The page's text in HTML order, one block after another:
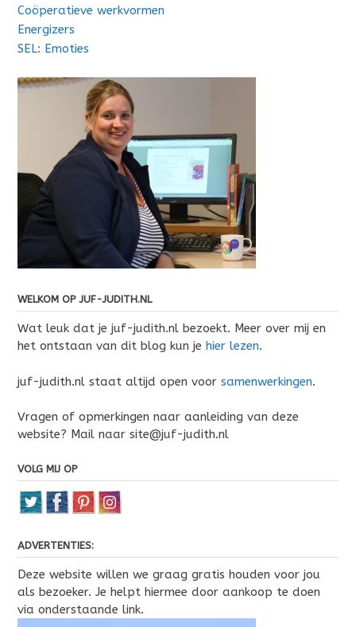
Coöperatieve werkvormen
Energizers
SEL: Emoties
WELKOM OP JUF-JUDITH.NL
Wat leuk dat je juf-judith.nl bezoekt. Meer over mij en
het ontstaan van dit blog kun je hier lezen.
juf-judith.nl staat altijd open voor samenwerkingen.
Vragen of opmerkingen naar aanleiding van deze
website? Mail naar site@juf-judith.nl
VOLG MIJ OP
ADVERTENTIES:
Deze website willen we graag gratis houden voor jou
als bezoeker. Je helpt hiermee door aankoop te doen
via onderstaande link.